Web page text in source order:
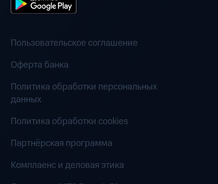
Пользовательское соглашение
Оферта банка
Политика обработки персональных
данных
Политика обработки cookies
Партнёрская программа
Комплаенс и деловая этика